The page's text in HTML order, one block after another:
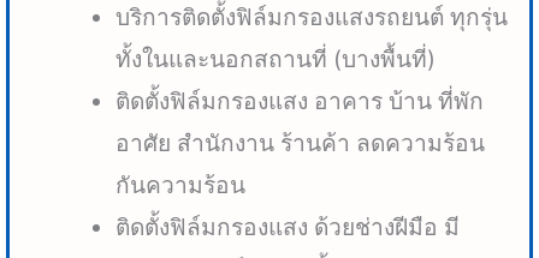
บริการติดตั้งฟิล์มกรองแสงรถยนต์ ทุกรุ่น
ทั้งในและนอกสถานที่ (บางพื้นที่)
ติดตั้งฟิล์มกรองแสง อาคาร บ้าน ที่พัก
อาศัย สำนักงาน ร้านค้า ลดความร้อน
กันความร้อน
ติดตั้งฟิล์มกรองแสง ด้วยช่างฝีมือ มี